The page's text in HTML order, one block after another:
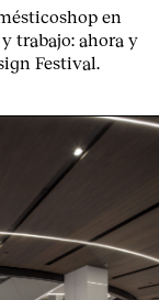
en
trabajo: ahora y
Festival.